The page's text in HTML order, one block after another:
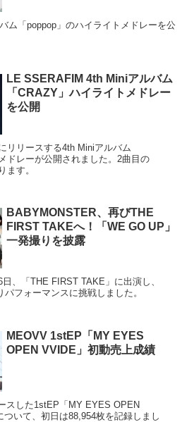
ム「poppop」のハイライトメドレーを公
LE SSERAFIM 4th Miniアルバム
「CRAZY」ハイライトメドレー
を公開
リリースする4th Miniアルバム
ドレーが公開されました。2曲目の
ます。
BABYMONSTER、再びTHE
FIRST TAKEへ！「WE GO UP」
一発撮りを披露
、「THE FIRST TAKE」に出演し、
パフォーマンスに挑戦しました。
MEOVV 1stEP「MY EYES
OPEN VVIDE」初動売上成績
スした1stEP「MY EYES OPEN
いて、初日は88,954枚を記録しまし